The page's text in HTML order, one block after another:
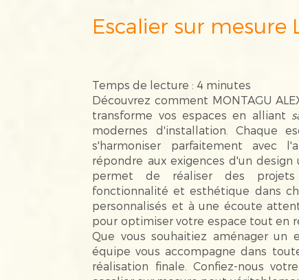
Escalier sur mesure
Temps de lecture : 4 minutes
Découvrez comment MONTAGU
transforme vos espaces en alliant
modernes d'installation. Chaque
s'harmoniser parfaitement avec
répondre aux exigences d'un
permet de réaliser des
fonctionnalité et esthétique dans
personnalisés et à une écoute
pour optimiser votre espace tout en
Que vous souhaitiez aménager un
équipe vous accompagne dans
réalisation finale. Confiez-nous